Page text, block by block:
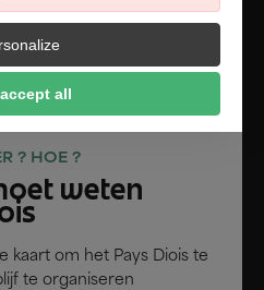
Diois ?
? HOE ?
weten
kaart om het Pays Diois te
te organiseren
all